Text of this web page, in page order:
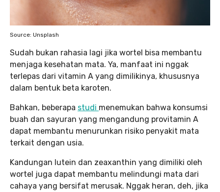
Source: Unsplash
Sudah bukan rahasia lagi jika wortel bisa membantu
menjaga kesehatan mata. Ya, manfaat ini nggak
terlepas dari vitamin A yang dimilikinya, khususnya
dalam bentuk beta karoten.
Bahkan, beberapa studi menemukan bahwa konsumsi
buah dan sayuran yang mengandung provitamin A
dapat membantu menurunkan risiko penyakit mata
terkait dengan usia.
Kandungan lutein dan zeaxanthin yang dimiliki oleh
wortel juga dapat membantu melindungi mata dari
cahaya yang bersifat merusak. Nggak heran, deh, jika